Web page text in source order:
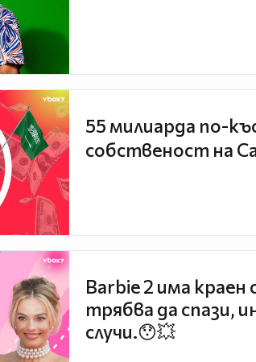
55 милиарда по-
собственост на
Barbie 2 има
трябва да спази,
случи.😯💥